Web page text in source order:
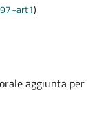
)
aggiunta per